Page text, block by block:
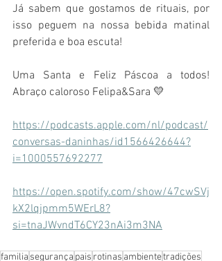
Já sabem que gostamos de rituais, por
isso peguem na nossa bebida matinal
preferida e boa escuta!
Uma Santa e Feliz Páscoa a todos!
Abraço caloroso Felipa&Sara 💛
https://podcasts.apple.com/nl/podcast/
conversas-daninhas/id1566426644?
i=1000557692277
https://open.spotify.com/show/47cwSVj
kX2lqjpmm5WErL8?
si=tnaJWvndT6CY23nAi3m3NA
familia segurança pais rotinas ambientetradições